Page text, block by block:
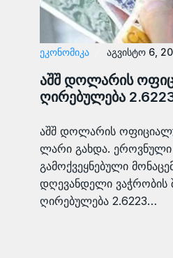
ᲔᲙᲝᲜᲝᲛᲘᲙᲐ აგვისტო 6,
აშშ დოლარის
ღირებულება
აშშ დოლარის
ლარი გახდა. ეროვნული
გამოქვეყნებული
დღევანდელი ვაჭრობის
ღირებულება 2.6223…